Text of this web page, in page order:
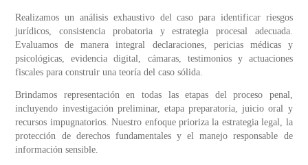
Realizamos un análisis exhaustivo del caso para identificar riesgos
jurídicos, consistencia probatoria y estrategia procesal adecuada.
Evaluamos de manera integral declaraciones, pericias médicas y
psicológicas, evidencia digital, cámaras, testimonios y actuaciones
fiscales para construir una teoría del caso sólida.
Brindamos representación en todas las etapas del proceso penal,
incluyendo investigación preliminar, etapa preparatoria, juicio oral y
recursos impugnatorios. Nuestro enfoque prioriza la estrategia legal, la
protección de derechos fundamentales y el manejo responsable de
información sensible.